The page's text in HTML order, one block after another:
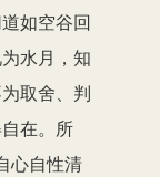
如空谷回
水月，知
取舍、判
在。所
心自性清